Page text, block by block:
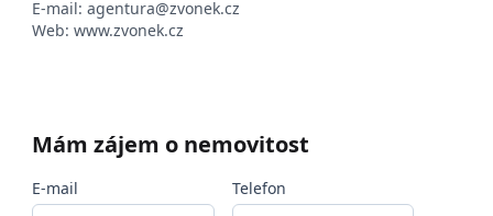
E-mail:agentura@zvonek.cz
Web:www.zvonek.cz
Mám zájem o nemovitost
E-mail Telefon